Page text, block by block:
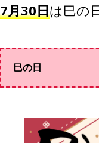
7月30日は巳の
巳の日